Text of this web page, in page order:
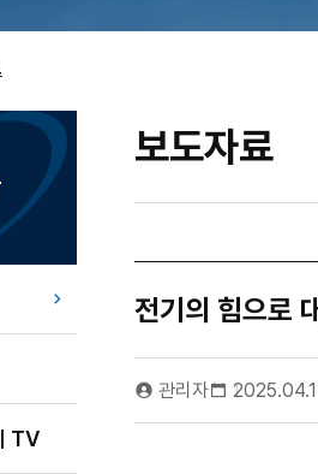
TV
보도자료
전기의 힘으로
관리자